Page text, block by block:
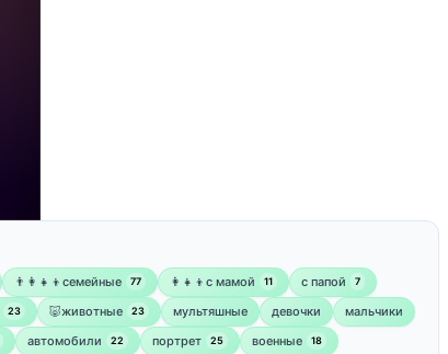
👨‍👩‍👧‍👦семейные 77 👩‍👧‍👦с мамой 11 ‍с папой 7
23 🐷животные 23 мультяшные девочки
мальчики
автомобили 22 портрет 25 военные 18